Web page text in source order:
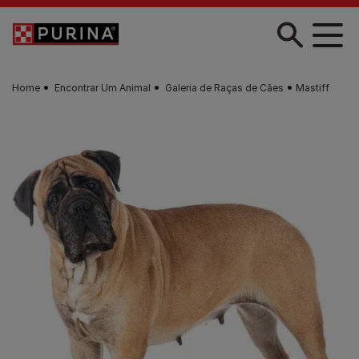
Skip to main content
Home Encontrar Um Animal Galeria de Raças de Cães Mastiff